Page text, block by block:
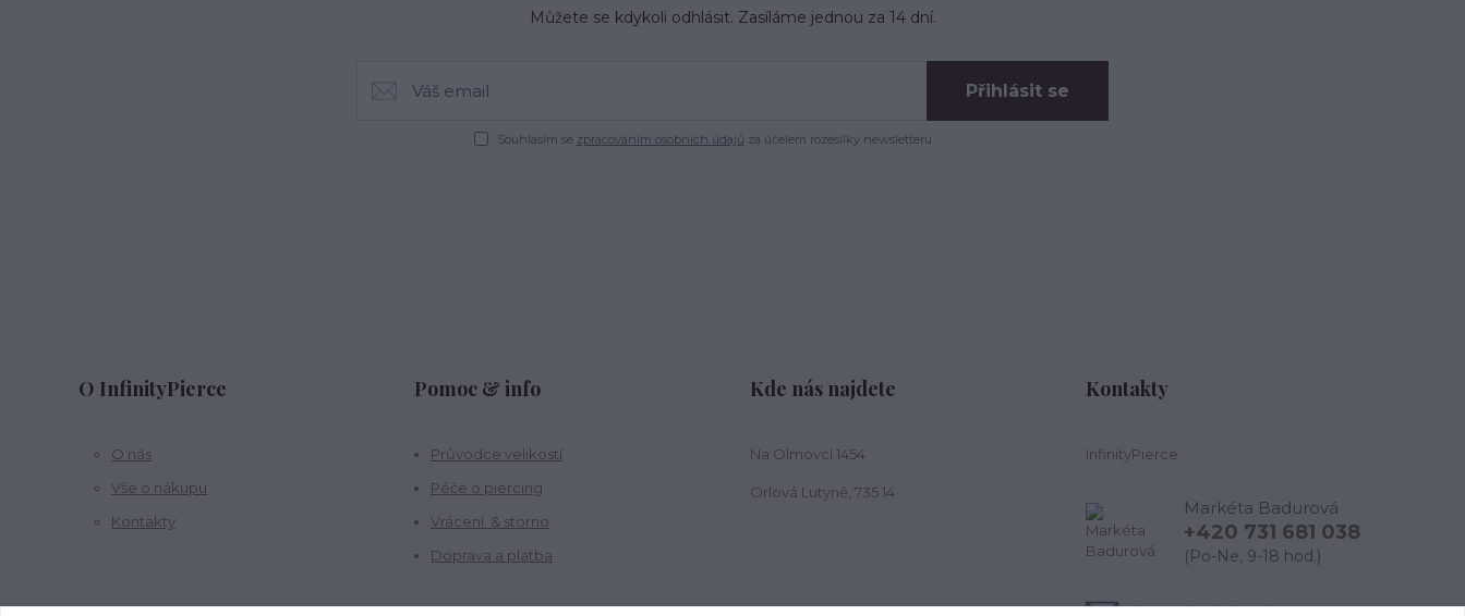
Můžete se kdykoli odhlásit. Zasíláme jednou za 14 dní.
Přihlásit se
Souhlasím se zpracováním osobních údajů za účelem rozesílky newsletteru.
O InfinityPierce
O nás
Vše o nákupu
Kontakty
Pomoc & info
Průvodce velikostí
Péče o piercing
Vrácení & storno
Doprava a platba
Kde nás najdete
Na Olmovci 1454
Orlová Lutyně, 735 14
Kontakty
InfinityPierce
Markéta Badurová
+420 731 681 038
(Po-Ne, 9-18 hod.)